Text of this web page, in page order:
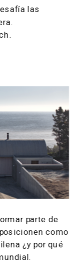
las
parte de
como
¿y por qué